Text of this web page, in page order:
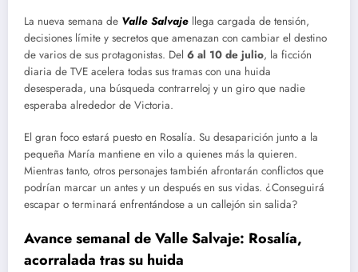
La nueva semana de Valle Salvaje llega cargada de tensión,
decisiones límite y secretos que amenazan con cambiar el destino
de varios de sus protagonistas. Del 6 al 10 de julio, la ficción
diaria de TVE acelera todas sus tramas con una huida
desesperada, una búsqueda contrarreloj y un giro que nadie
esperaba alrededor de Victoria.
El gran foco estará puesto en Rosalía. Su desaparición junto a la
pequeña María mantiene en vilo a quienes más la quieren.
Mientras tanto, otros personajes también afrontarán conflictos que
podrían marcar un antes y un después en sus vidas. ¿Conseguirá
escapar o terminará enfrentándose a un callejón sin salida?
Avance semanal deValle Salvaje: Rosalía,
acorralada tras su huida